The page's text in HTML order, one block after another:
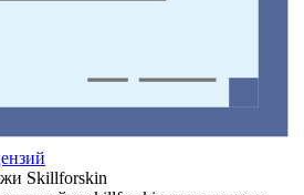
Skillforskin